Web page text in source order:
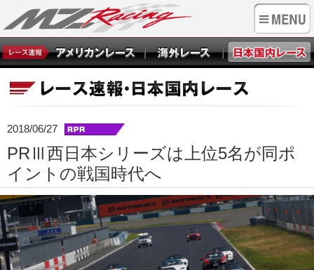
2018/06/27
PRⅢ西日本シリーズは上位5名が同ポ
イントの戦国時代へ